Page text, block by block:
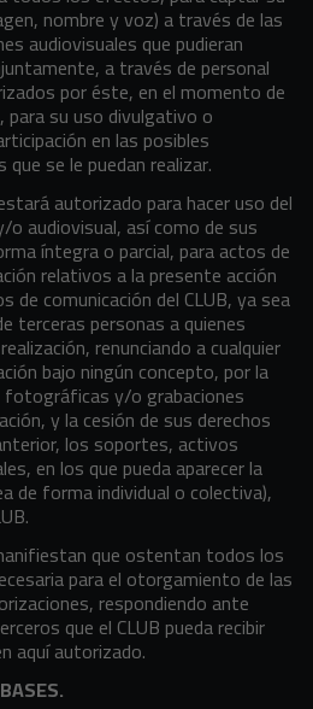
nombre y voz) a través de las
audiovisuales que pudieran
a través de personal
por éste, en el momento de
su uso divulgativo o
en las posibles
se le puedan realizar.
autorizado para hacer uso del
audiovisual, así como de sus
íntegra o parcial, para actos de
relativos a la presente acción
de comunicación del CLUB, ya sea
terceras personas a quienes
renunciando a cualquier
bajo ningún concepto, por la
y/o grabaciones
y la cesión de sus derechos
los soportes, activos
en los que pueda aparecer la
de forma individual o colectiva),
que ostentan todos los
para el otorgamiento de las
respondiendo ante
que el CLUB pueda recibir
aquí autorizado.